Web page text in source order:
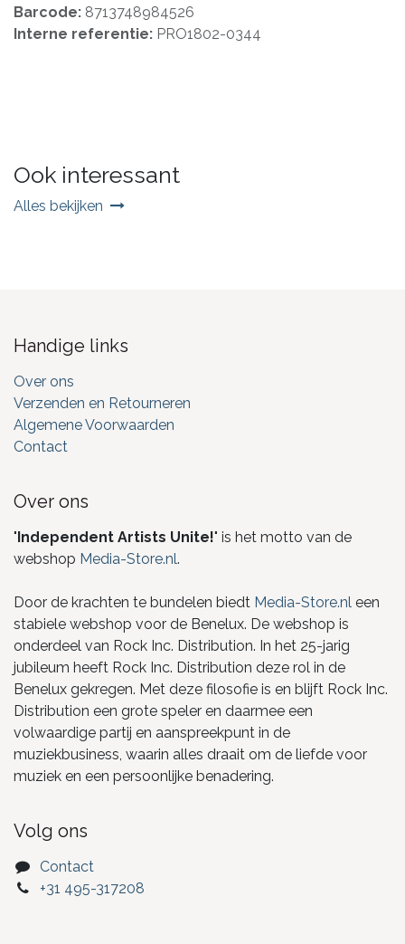
Barcode: 8713748984526
Interne referentie: PRO1802-0344
Ook interessant
Alles bekijken
Handige links
Over ons
Verzenden en Retourneren
Algemene Voorwaarden
Contact
Over ons
"Independent Artists Unite!" is het motto van de
webshop Media-Store.nl.
Door de krachten te bundelen biedt Media-Store.nl een
stabiele webshop voor de Benelux. De webshop is
onderdeel van Rock Inc. Distribution. In het 25-jarig
jubileum heeft Rock Inc. Distribution deze rol in de
Benelux gekregen. Met deze filosofie is en blijft Rock Inc.
Distribution een grote speler en daarmee een
volwaardige partij en aanspreekpunt in de
muziekbusiness, waarin alles draait om de liefde voor
muziek en een persoonlijke benadering.
Volg ons
Contact
+31 495-317208